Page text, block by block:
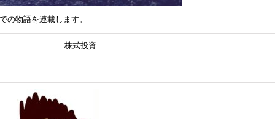
の物語を連載します。
株式投資